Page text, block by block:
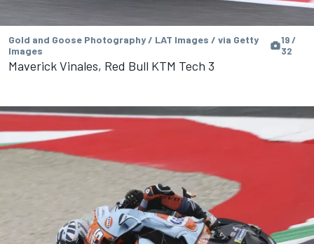
Gold and Goose Photography / LAT Images / via Getty
Images
19 /
32
Maverick Vinales, Red Bull KTM Tech 3